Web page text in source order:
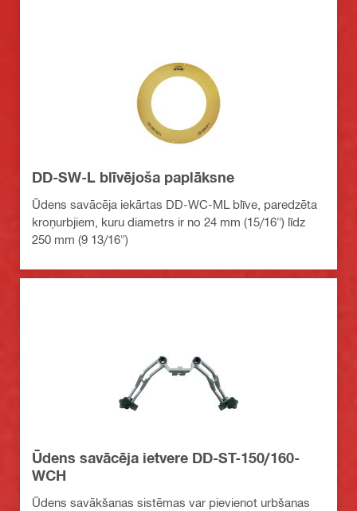
DD-SW-L blīvējoša paplāksne
Ūdens savācēja iekārtas DD-WC-ML blīve, paredzēta
kroņurbjiem, kuru diametrs ir no 24 mm (15/16") līdz
250 mm (9 13/16")
Ūdens savācēja ietvere DD-ST-150/160-
WCH
Ūdens savākšanas sistēmas var pievienot urbšanas